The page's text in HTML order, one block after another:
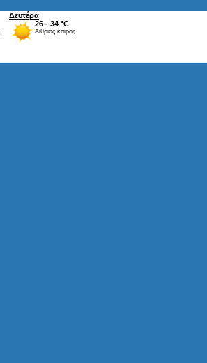
Δευτέρα
26 - 34 °C
Αίθριος καιρός